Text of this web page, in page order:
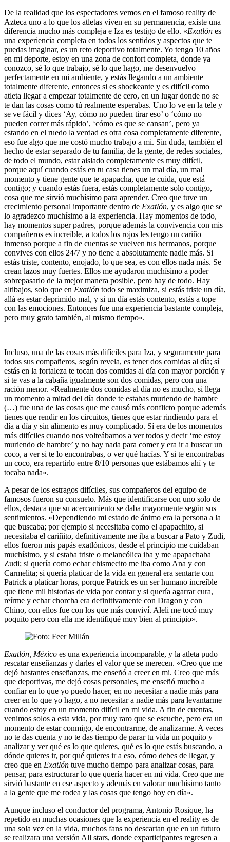
De la realidad que los espectadores vemos en el famoso reality de
Azteca uno a lo que los atletas viven en su permanencia, existe una
diferencia mucho más compleja e Iza es testigo de ello. «Exatlón es
una experiencia completa en todos los sentidos y aspectos que te
puedas imaginar, es un reto deportivo totalmente. Yo tengo 10 años
en mi deporte, estoy en una zona de confort completa, donde ya
conozco, sé lo que trabajo, sé lo que hago, me desenvuelvo
perfectamente en mi ambiente, y estás llegando a un ambiente
totalmente diferente, entonces si es shockeante y es difícil como
atleta llegar a empezar totalmente de cero, en un lugar donde no se
te dan las cosas como tú realmente esperabas. Uno lo ve en la tele y
se ve fácil y dices ‘Ay, cómo no pueden tirar eso’ o ‘cómo no
pueden correr más rápido’, ‘cómo es que se cansan’, pero ya
estando en el ruedo la verdad es otra cosa completamente diferente,
eso fue algo que me costó mucho trabajo a mi. Sin duda, también el
hecho de estar separado de tu familia, de la gente, de redes sociales,
de todo el mundo, estar aislado completamente es muy difícil,
porque aquí cuando estás en tu casa tienes un mal día, un mal
momento y tiene gente que te apapacha, que te cuida, que está
contigo; y cuando estás fuera, estás completamente solo contigo,
cosa que me sirvió muchísimo para aprender. Creo que tuve un
crecimiento personal importante dentro de Exatlón, y es algo que se
lo agradezco muchísimo a la experiencia. Hay momentos de todo,
hay momentos super padres, porque además la convivencia con mis
compañeros es increíble, a todos los rojos les tengo un cariño
inmenso porque a fin de cuentas se vuelven tus hermanos, porque
convives con ellos 24/7 y no tiene a absolutamente nadie más. Si
estás triste, contento, enojado, lo que sea, es con ellos nada más. Se
crean lazos muy fuertes. Ellos me ayudaron muchísimo a poder
sobrepasarlo de la mejor manera posible, pero hay de todo. Hay
altibajos, solo que en Exatlón todo se maximiza, si estás triste un día,
allá es estar deprimido mal, y si un día estás contento, estás a tope
con las emociones. Entonces fue una experiencia bastante compleja,
pero muy grato también, al mismo tiempo».
Incluso, una de las cosas más difíciles para Iza, y seguramente para
todos sus compañeros, según revela, es tener dos comidas al día; sí
estás en la fortaleza te tocan dos comidas al día con mayor porción y
si te vas a la cabaña igualmente son dos comidas, pero con una
ración menor. «Realmente dos comidas al día no es mucho, si llega
un momento a mitad del día donde te estabas muriendo de hambre
(…) fue una de las cosas que me causó más conflicto porque además
tienes que rendir en los circuitos, tienes que estar rindiendo para el
día a día y sin alimento es muy complicado. Sí era de los momentos
más difíciles cuando nos volteábamos a ver todos y decir ‘me estoy
muriendo de hambre’ y no hay nada para comer y era ir a buscar un
coco, a ver si te lo encontrabas, o ver qué hacías. Y si te encontrabas
un coco, era repartirlo entre 8/10 personas que estábamos ahí y te
tocaba nada».
A pesar de los estragos difíciles, sus compañeros del equipo de
famosos fueron su consuelo. Más que identificarse con uno solo de
ellos, destaca que su acercamiento se daba mayormente según sus
sentimientos. «Dependiendo mi estado de ánimo era la persona a la
que buscaba; por ejemplo si necesitaba como el apapachito, si
necesitaba el cariñito, definitivamente me iba a buscar a Pato y Zudi,
ellos fueron mis papás exatlónicos, desde el principio me cuidaban
muchísimo, y si estaba triste o melancólica iba y me apapachaba
Zudi; si quería como echar chismecito me iba como Ana y con
Carmelita; si quería platicar de la vida en general era sentarte con
Patrick a platicar horas, porque Patrick es un ser humano increíble
que tiene mil historias de vida por contar y si quería agarrar cura,
reírme y echar chorcha era definitivamente con Dragon y con
Chino, con ellos fue con los que más conviví. Aleli me tocó muy
poquito pero con ella me identifiqué muy bien al principio».
Exatlón, México es una experiencia incomparable, y la atleta pudo
rescatar enseñanzas y darles el valor que se merecen. «Creo que me
dejó bastantes enseñanzas, me enseñó a creer en mi. Creo que más
que deportivas, me dejó cosas personales, me enseñó mucho a
confiar en lo que yo puedo hacer, en no necesitar a nadie más para
creer en lo que yo hago, a no necesitar a nadie más para levantarme
cuando estoy en un momento difícil en mi vida. A fin de cuentas,
venimos solos a esta vida, por muy raro que se escuche, pero era un
momento de estar conmigo, de encontrarme, de analizarme. A veces
no te das cuenta y no te das tiempo de parar tu vida un poquito y
analizar y ver qué es lo que quieres, qué es lo que estás buscando, a
dónde quieres ir, por qué quieres ir a eso, cómo debes de llegar, y
creo que en Exatlón tuve mucho tiempo para analizar cosas, para
pensar, para estructurar lo que quería hacer en mi vida. Creo que me
sirvió bastante en ese aspecto y además en valorar muchísimo tanto
a la gente que me rodea y las cosas que tengo hoy en día».
Aunque incluso el conductor del programa, Antonio Rosique, ha
repetido en muchas ocasiones que la experiencia en el reality es de
una sola vez en la vida, muchos fans no descartan que en un futuro
se realizara una versión All stars, donde exparticipantes regresen a